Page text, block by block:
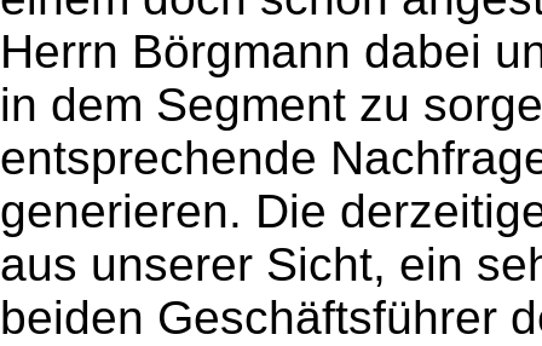
Herrn Börgmann dabei
in dem Segment zu
entsprechende
generieren. Die
aus unserer Sicht, ein
beiden Geschäftsführer